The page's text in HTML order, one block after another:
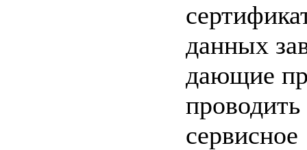
данных
дающие
проводить
сервисное